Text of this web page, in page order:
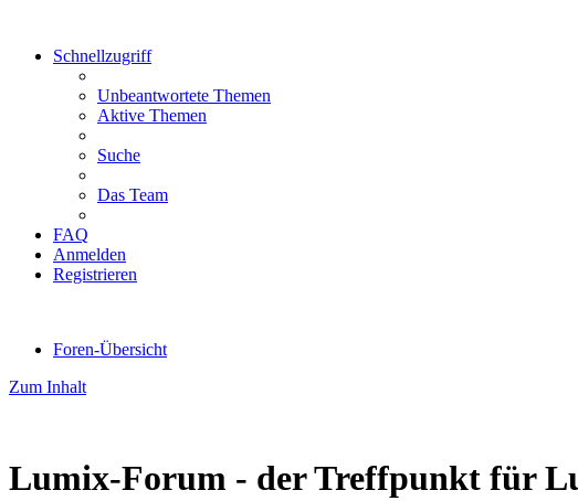
Schnellzugriff
Unbeantwortete Themen
Aktive Themen
Suche
Das Team
FAQ
Anmelden
Registrieren
Foren-Übersicht
Zum Inhalt
Lumix-Forum - der Treffpunkt für